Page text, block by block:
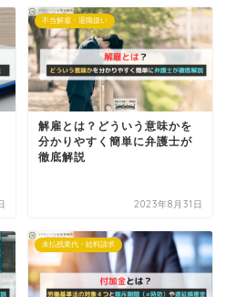
不当解雇・退職扱い
解雇とは？どういう意味かを
分かりやすく簡単に弁護士が
徹底解説
2023年8月31日
未払残業代・給料請求